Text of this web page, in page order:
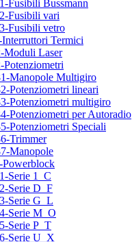
Fusibili Bussmann
Fusibili vari
Fusibili vetro
Termici
Moduli Laser
Manopole Multigiro
Potenziometri lineari
Potenziometri multigiro
Potenziometri per Autoradio
Potenziometri Speciali
Trimmer
Manopole
Serie 1_C
Serie D_F
Serie G_L
Serie M_O
Serie P_T
Serie U_X